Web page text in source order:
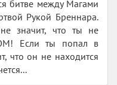
битве между Магами
Рукой Бреннара.
значит, что ты не
Если ты попал в
что он не находится